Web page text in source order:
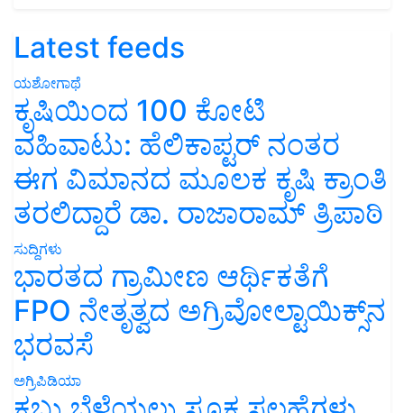
Latest feeds
ಯಶೋಗಾಥೆ
ಕೃಷಿಯಿಂದ 100 ಕೋಟಿ
ವಹಿವಾಟು: ಹೆಲಿಕಾಪ್ಟರ್ ನಂತರ
ಈಗ ವಿಮಾನದ ಮೂಲಕ ಕೃಷಿ ಕ್ರಾಂತಿ
ತರಲಿದ್ದಾರೆ ಡಾ. ರಾಜಾರಾಮ್ ತ್ರಿಪಾಠಿ
ಸುದ್ದಿಗಳು
ಭಾರತದ ಗ್ರಾಮೀಣ ಆರ್ಥಿಕತೆಗೆ
FPO ನೇತೃತ್ವದ ಅಗ್ರಿವೋಲ್ಟಾಯಿಕ್ಸ್‌ನ
ಭರವಸೆ
ಅಗ್ರಿಪಿಡಿಯಾ